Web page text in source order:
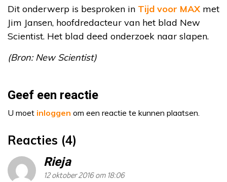
Dit onderwerp is besproken in Tijd voor MAX met
Jim Jansen, hoofdredacteur van het blad New
Scientist. Het blad deed onderzoek naar slapen.
(Bron: New Scientist)
Geef een reactie
U moet inloggen om een reactie te kunnen plaatsen.
Reacties (4)
Rieja
12 oktober 2016 om 18:06